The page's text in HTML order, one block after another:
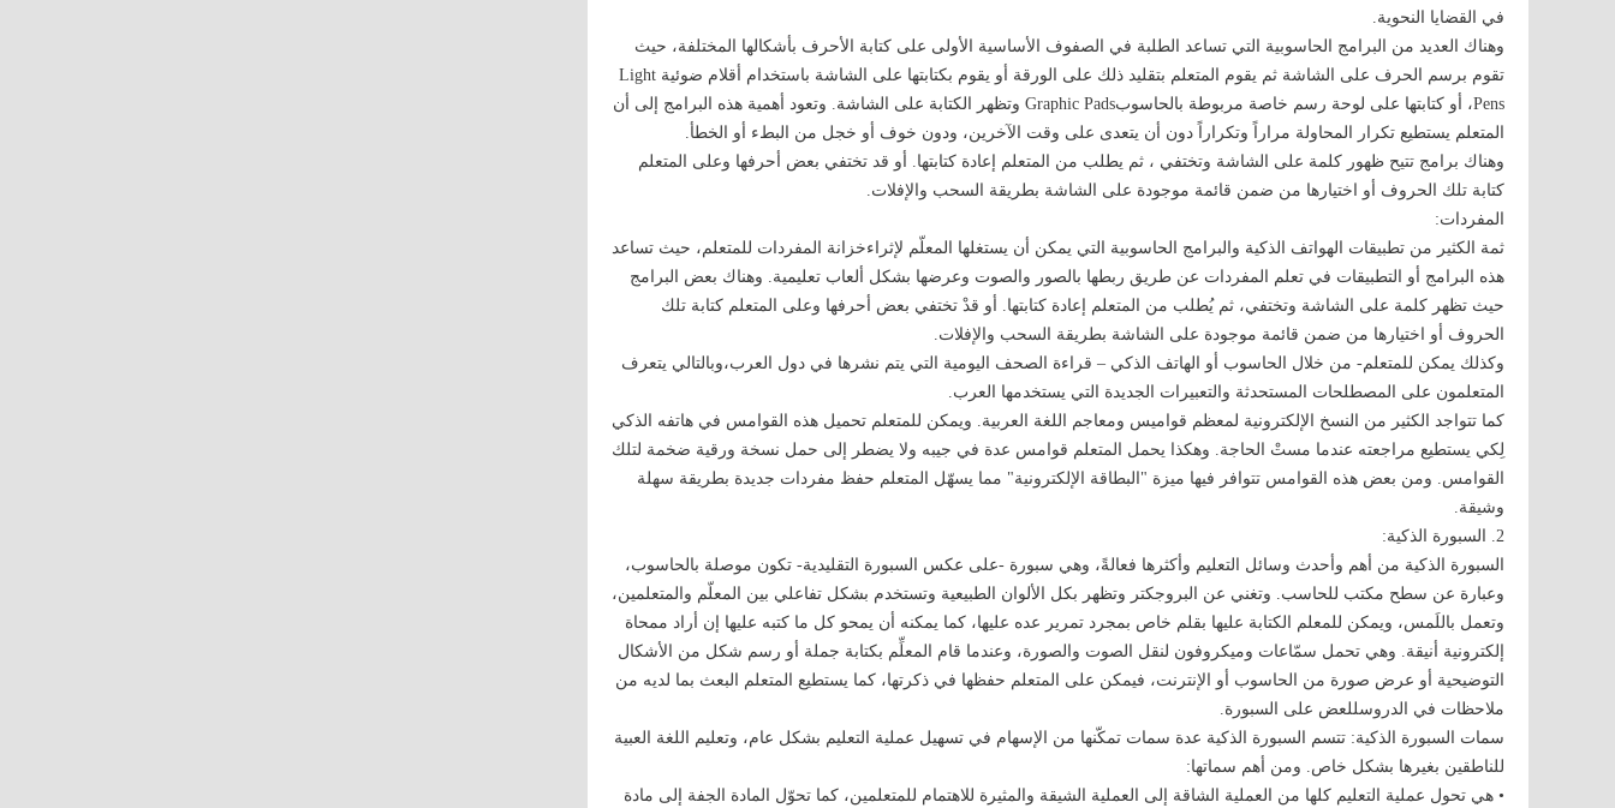
في القضايا النحوية.
وهناك العديد من البرامج الحاسوبية التي تساعد الطلبة في الصفوف الأساسية الأولى على كتابة الأحرف بأشكالها المختلفة، حيث
تقوم برسم الحرف على الشاشة ثم يقوم المتعلم بتقليد ذلك على الورقة أو يقوم بكتابتها على الشاشة باستخدام أقلام ضوئية Light
Pens، أو كتابتها على لوحة رسم خاصة مربوطة بالحاسوبGraphic Pads وتظهر الكتابة على الشاشة. وتعود أهمية هذه البرامج إلى أن
المتعلم يستطيع تكرار المحاولة مراراً وتكراراً دون أن يتعدى على وقت الآخرين، ودون خوف أو خجل من البطء أو الخطأ.
وهناك برامج تتيح ظهور كلمة على الشاشة وتختفي ، ثم يطلب من المتعلم إعادة كتابتها. أو قد تختفي بعض أحرفها وعلى المتعلم
كتابة تلك الحروف أو اختيارها من ضمن قائمة موجودة على الشاشة بطريقة السحب والإفلات.
المفردات:
ثمة الكثير من تطبيقات الهواتف الذكية والبرامج الحاسوبية التي يمكن أن يستغلها المعلّم لإثراءخزانة المفردات للمتعلم، حيث تساعد
هذه البرامج أو التطبيقات في تعلم المفردات عن طريق ربطها بالصور والصوت وعرضها بشكل ألعاب تعليمية. وهناك بعض البرامج
حيث تظهر كلمة على الشاشة وتختفي، ثم يُطلب من المتعلم إعادة كتابتها. أو قدْ تختفي بعض أحرفها وعلى المتعلم كتابة تلك
الحروف أو اختيارها من ضمن قائمة موجودة على الشاشة بطريقة السحب والإفلات.
وكذلك يمكن للمتعلم- من خلال الحاسوب أو الهاتف الذكي – قراءة الصحف اليومية التي يتم نشرها في دول العرب،وبالتالي يتعرف
المتعلمون على المصطلحات المستحدثة والتعبيرات الجديدة التي يستخدمها العرب.
كما تتواجد الكثير من النسخ الإلكترونية لمعظم قواميس ومعاجم اللغة العربية. ويمكن للمتعلم تحميل هذه القوامس في هاتفه الذكي
لِكي يستطيع مراجعته عندما مستْ الحاجة. وهكذا يحمل المتعلم قوامس عدة في جيبه ولا يضطر إلى حمل نسخة ورقية ضخمة لتلك
القوامس. ومن بعض هذه القوامس تتوافر فيها ميزة "البطاقة الإلكترونية" مما يسهّل المتعلم حفظ مفردات جديدة بطريقة سهلة
وشيقة.
2. السبورة الذكية:
السبورة الذكية من أهم وأحدث وسائل التعليم وأكثرها فعالةً، وهي سبورة -على عكس السبورة التقليدية- تكون موصلة بالحاسوب،
وعبارة عن سطح مكتب للحاسب. وتغني عن البروجكتر وتظهر بكل الألوان الطبيعية وتستخدم بشكل تفاعلي بين المعلّم والمتعلمين،
وتعمل باللَمس، ويمكن للمعلم الكتابة عليها بقلم خاص بمجرد تمرير عده عليها، كما يمكنه أن يمحو كل ما كتبه عليها إن أراد ممحاة
إلكترونية أنيقة. وهي تحمل سمّاعات وميكروفون لنقل الصوت والصورة، وعندما قام المعلِّم بكتابة جملة أو رسم شكل من الأشكال
التوضيحية أو عرض صورة من الحاسوب أو الإنترنت، فيمكن على المتعلم حفظها في ذكرتها، كما يستطيع المتعلم البعث بما لديه من
ملاحظات في الدروسللعض على السبورة.
سمات السبورة الذكية: تتسم السبورة الذكية عدة سمات تمكّنها من الإسهام في تسهيل عملية التعليم بشكل عام، وتعليم اللغة العبية
للناطقين بغيرها بشكل خاص. ومن أهم سماتها:
• هي تحول عملية التعليم كلها من العملية الشاقة إلى العملية الشيقة والمثيرة للاهتمام للمتعلمين، كما تحوّل المادة الجفة إلى مادة